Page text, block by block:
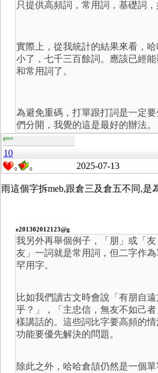
只提供高頻詞，常用詞，基礎詞，
實際上，從我統計的結果來看，
小了，七千三百餘詞。應該已經
和常用詞了。
為避免重碼，打單跟打詞是一定
們分開，我覺的這是最好的辦法。
guest
10
0 0 2025-07-13
雨這個字拆meb,跟倉三及倉五不同,是
e201302012123@g
我另外再舉個例子，「朋」或「
友」一詞就是常用詞，但二字作
罕用字。
比如我們讀古文時會說「有朋自
乎？」，「主忠信，無友不如己
樣講話的。這些詞比字要高頻的
功能要優先解決的問題。
除此之外，哈哈倉頡仍然是一個